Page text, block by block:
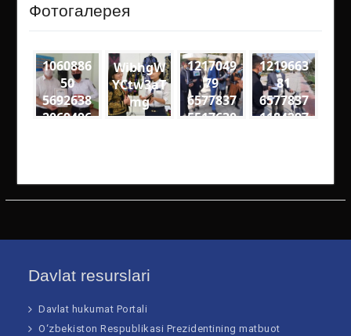
Фотогалерея
1060886
50
5692638
2069496
60108 n
WibhgW
YCtw3aT
mg
1217049
79
6577837
5517630
74281 n
1219663
81
6577837
1184297
64734 n
Davlat resurslari
Davlat hukumat Portali
O‘zbekiston Respublikasi Prezidentining matbuot